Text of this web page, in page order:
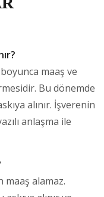
maaş ve
Bu dönemde
alınır. İşverenin
anlaşma ile
maaş alamaz.